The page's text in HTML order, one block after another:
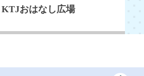
KTJおはなし広場